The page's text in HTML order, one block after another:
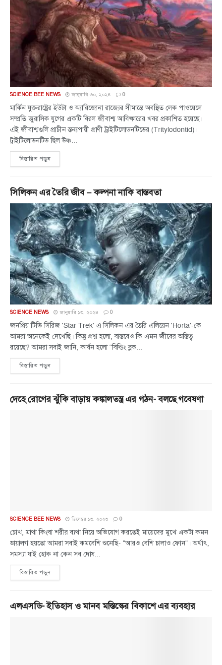
SCIENCE BEE NEWS জানুয়ারি ৩০, ২০২৪ 0
মার্কিন যুক্তরাষ্ট্রের ইউটা ও অ্যারিজোনা রাজ্যের সীমান্তে অবস্থিত লেক পাওয়েলে
সম্প্রতি জুরাসিক যুগের একটি বিরল জীবাশ্ম আবিষ্কারের খবর প্রকাশিত হয়েছে।
এই জীবাশ্মগুলি প্রাচীন স্তন্যপায়ী প্রাণী ট্রাইটিলোডনটিডের (Tritylodontid)।
ট্রাইটিলোডনটিড ছিল উষ্ণ...
বিস্তারিত পড়ুন
সিলিকন এর তৈরি জীব – কল্পনা নাকি বাস্তবতা
SCIENCE NEWS জানুয়ারি ১৩, ২০২৪ 0
জনপ্রিয় টিভি সিরিজ 'Star Trek' এ সিলিকন এর তৈরি এলিয়েন 'Horta'-কে
আমরা অনেকেই দেখেছি। কিন্তু প্রশ্ন হলো, বাস্তবেও কি এমন জীবের অস্তিত্ব
রয়েছে? আমরা সবাই জানি, কার্বন হলো “বিল্ডিং ব্লক...
বিস্তারিত পড়ুন
দেহে রোগের ঝুঁকি বাড়ায় কঙ্কালতন্ত্র এর গঠন- বলছে গবেষণা
SCIENCE BEE NEWS ডিসেম্বর ১৩, ২০২৩ 0
চোখ, মাথা কিংবা শরীর ব্যথা নিয়ে অভিযোগ করতেই মায়েদের মুখে একটা কমন
ডায়ালগ হয়তো আমরা সবাই কমবেশি শুনেছি- "আরও বেশি চালাও ফোন"। অর্থাৎ,
সমস্যা যাই হোক না কেন সব দোষ...
বিস্তারিত পড়ুন
এলএসডি- ইতিহাস ও মানব মস্তিস্কের বিকাশে এর ব্যবহার